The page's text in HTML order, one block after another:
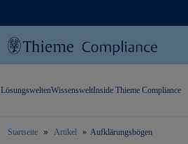
LösungsweltenWissensweltInside Thieme Compliance
Startseite Artikel Aufklärungsbögen